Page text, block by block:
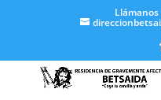
Llámanos